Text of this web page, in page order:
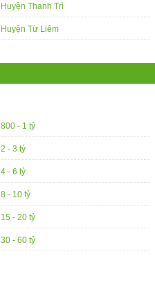
Huyện Thanh Trì
Huyện Từ Liêm
800 - 1 tỷ
2 - 3 tỷ
4 - 6 tỷ
8 - 10 tỷ
15 - 20 tỷ
30 - 60 tỷ